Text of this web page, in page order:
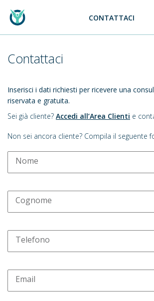
Generali Logo CONTATTACI
Contattaci
Inserisci i dati richiesti per ricevere una
riservata e gratuita.
Sei già cliente? Accedi all’Area Clienti e
Non sei ancora cliente? Compila il seguente
Nome
Cognome
Telefono
Email